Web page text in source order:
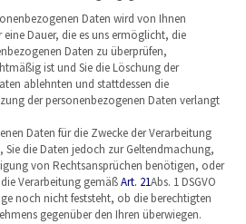
Daten wird von Ihnen
Dauer, die es uns ermöglicht, die
Daten zu überprüfen,
ist und Sie die Löschung der
ablehnten und stattdessen die
der personenbezogenen Daten verlangt
Daten für die Zwecke der Verarbeitung
die Daten jedoch zur Geltendmachung,
von Rechtsansprüchen benötigen, oder
Verarbeitung gemäßArt. 21Abs. 1 DSGVO
noch nicht feststeht, ob die berechtigten
gegenüber den Ihren überwiegen.